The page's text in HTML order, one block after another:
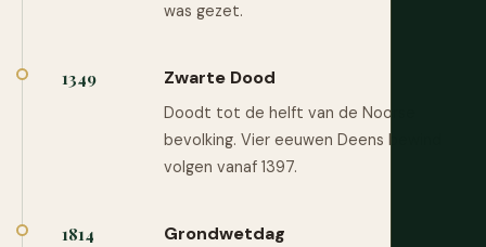
was gezet.
1349 Zwarte Dood
Doodt tot de helft van de Noorse
bevolking. Vier eeuwen Deens bewind
volgen vanaf 1397.
1814 Grondwetdag